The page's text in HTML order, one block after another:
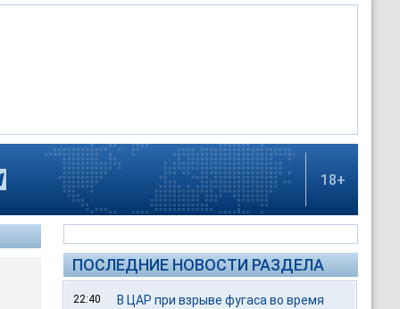
18+
ПОСЛЕДНИЕ НОВОСТИ РАЗДЕЛА
22:40
В ЦАР при взрыве фугаса во время